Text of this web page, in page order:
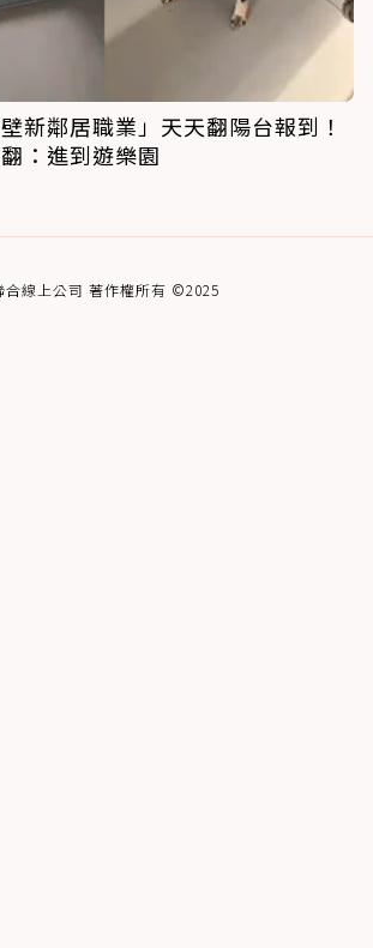
新鄰居職業」天天翻陽台報到！
：進到遊樂園
合線上公司 著作權所有 ©2025